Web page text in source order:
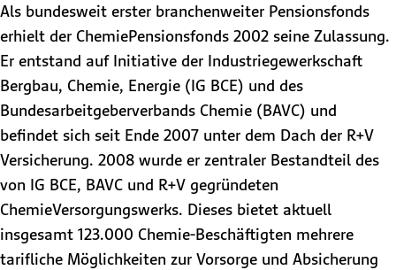
Als bundesweit erster branchenweiter Pensionsfonds
erhielt der ChemiePensionsfonds 2002 seine Zulassung.
Er entstand auf Initiative der Industriegewerkschaft
Bergbau, Chemie, Energie (IG BCE) und des
Bundesarbeitgeberverbands Chemie (BAVC) und
befindet sich seit Ende 2007 unter dem Dach der R+V
Versicherung. 2008 wurde er zentraler Bestandteil des
von IG BCE, BAVC und R+V gegründeten
ChemieVersorgungswerks. Dieses bietet aktuell
insgesamt 123.000 Chemie-Beschäftigten mehrere
tarifliche Möglichkeiten zur Vorsorge und Absicherung